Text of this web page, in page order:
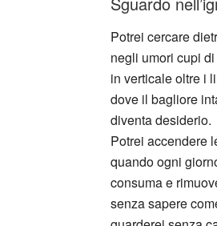
Potrei cercare
negli umori cupi
in verticale oltre i
dove il bagliore
diventa desiderio.
Potrei accendere
quando ogni
consuma e
senza sapere